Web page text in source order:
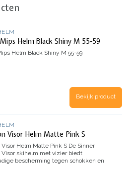
Helm Black Shiny M 55-59
Helm Black Shiny M 55-59
Bekijk product
Visor Helm Matte Pink S
Visor Helm Matte Pink S De Sinner
Visor skihelm met vizier biedt
bescherming tegen schokken en